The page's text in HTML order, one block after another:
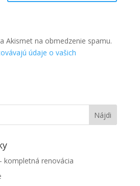
Akismet na obmedzenie spamu.
údaje o vašich
kompletná renovácia